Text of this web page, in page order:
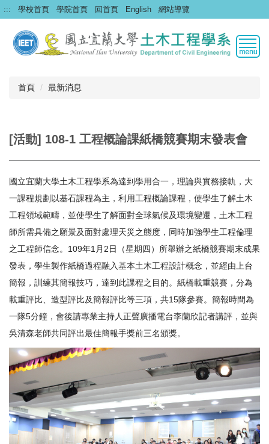
跳
到
要
::: 學校首頁 學院首頁 回首頁 English 網站導覽
首頁 最新消息
[活動] 108-1 工程概論課紙橋競賽期末發表會
國立宜蘭大學土木工程學系為達到學用合一，理論與實務接軌，大
一課程規劃以基石課程為主，利用工程概論課程，使學生了解土木
工程領域範疇，並使學生了解面對全球氣候及環境變遷，土木工程
師所需具備之願景及面對處理天災之態度，同時加強學生工程倫理
之工程師信念。109年1月2日（星期四）所舉辦之紙橋競賽期末成果
發表，學生製作紙橋過程融入基本土木工程設計概念，並經由上台
簡報，訓練其簡報技巧，達到此課程之目的。紙橋載重競賽，分為
載重評比、造型評比及簡報評比等三項，共15隊參賽。簡報時間為
一隊5分鐘，會後請專業主持人正聲廣播電台李蘭欣記者講評，並與
吳清森老師共同評出最佳簡報手獎前三名頒獎。